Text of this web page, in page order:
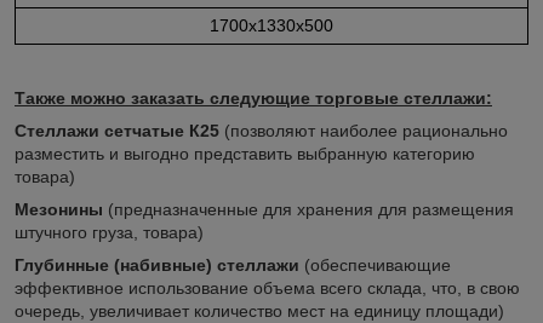
1700x1330x500
Также можно заказать следующие торговые стеллажи:
Стеллажи сетчатые К25 (позволяют наиболее рационально
разместить и выгодно представить выбранную категорию
товара)
Мезонины (предназначенные для хранения для размещения
штучного груза, товара)
Глубинные (набивные) стеллажи (обеспечивающие
эффективное использование объема всего склада, что, в свою
очередь, увеличивает количество мест на единицу площади)